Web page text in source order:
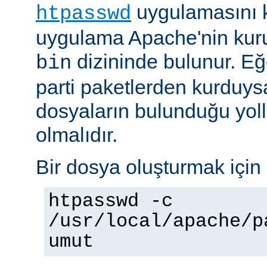
htpasswd
uygulama Apache'nin
bin dizininde bulunur.
parti paketlerden
dosyaların bulunduğu
olmalıdır.
Bir dosya oluşturmak için
htpasswd -c
/usr/local/apache/
umut